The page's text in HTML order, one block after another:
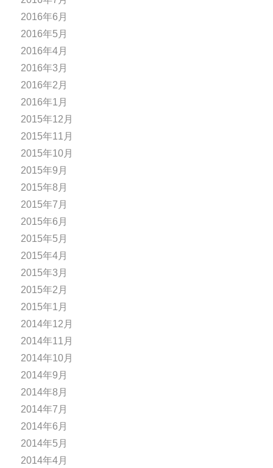
2016年6月
2016年5月
2016年4月
2016年3月
2016年2月
2016年1月
2015年12月
2015年11月
2015年10月
2015年9月
2015年8月
2015年7月
2015年6月
2015年5月
2015年4月
2015年3月
2015年2月
2015年1月
2014年12月
2014年11月
2014年10月
2014年9月
2014年8月
2014年7月
2014年6月
2014年5月
2014年4月